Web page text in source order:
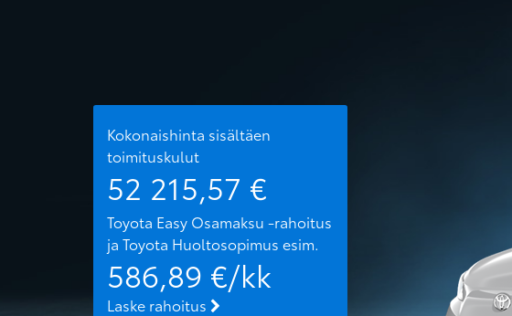
Kokonaishinta sisältäen
toimituskulut
52 215,57 €
Toyota Easy Osamaksu -rahoitus
ja Toyota Huoltosopimus esim.
586,89 €/kk
Laske rahoitus